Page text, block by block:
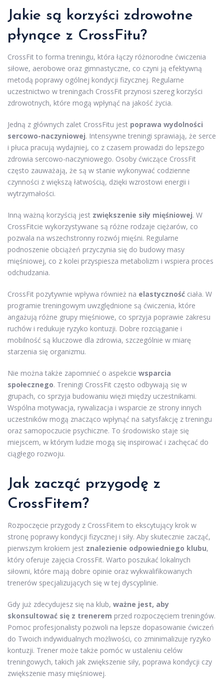
Jakie są korzyści zdrowotne
płynące z CrossFitu?
CrossFit to forma treningu, która łączy różnorodne ćwiczenia
siłowe, aerobowe oraz gimnastyczne, co czyni ją efektywną
metodą poprawy ogólnej kondycji fizycznej. Regularne
uczestnictwo w treningach CrossFit przynosi szereg korzyści
zdrowotnych, które mogą wpłynąć na jakość życia.
Jedną z głównych zalet CrossFitu jest poprawa wydolności
sercowo-naczyniowej. Intensywne treningi sprawiają, że serce
i płuca pracują wydajniej, co z czasem prowadzi do lepszego
zdrowia sercowo-naczyniowego. Osoby ćwiczące CrossFit
często zauważają, że są w stanie wykonywać codzienne
czynności z większą łatwością, dzięki wzrostowi energii i
wytrzymałości.
Inną ważną korzyścią jest zwiększenie siły mięśniowej. W
CrossFitcie wykorzystywane są różne rodzaje ciężarów, co
pozwala na wszechstronny rozwój mięśni. Regularne
podnoszenie obciążeń przyczynia się do budowy masy
mięśniowej, co z kolei przyspiesza metabolizm i wspiera proces
odchudzania.
CrossFit pozytywnie wpływa również na elastyczność ciała. W
programie treningowym uwzględnione są ćwiczenia, które
angażują różne grupy mięśniowe, co sprzyja poprawie zakresu
ruchów i redukuje ryzyko kontuzji. Dobre rozciąganie i
mobilność są kluczowe dla zdrowia, szczególnie w miarę
starzenia się organizmu.
Nie można także zapomnieć o aspekcie wsparcia
społecznego. Treningi CrossFit często odbywają się w
grupach, co sprzyja budowaniu więzi między uczestnikami.
Wspólna motywacja, rywalizacja i wsparcie ze strony innych
uczestników mogą znacząco wpłynąć na satysfakcję z treningu
oraz samopoczucie psychiczne. To środowisko staje się
miejscem, w którym ludzie mogą się inspirować i zachęcać do
ciągłego rozwoju.
Jak zacząć przygodę z
CrossFitem?
Rozpoczęcie przygody z CrossFitem to ekscytujący krok w
stronę poprawy kondycji fizycznej i siły. Aby skutecznie zacząć,
pierwszym krokiem jest znalezienie odpowiedniego klubu,
który oferuje zajęcia CrossFit. Warto poszukać lokalnych
siłowni, które mają dobre opinie oraz wykwalifikowanych
trenerów specjalizujących się w tej dyscyplinie.
Gdy już zdecydujesz się na klub, ważne jest, aby
skonsultować się z trenerem przed rozpoczęciem treningów.
Pomoc profesjonalisty pozwoli na lepsze dopasowanie ćwiczeń
do Twoich indywidualnych możliwości, co zminimalizuje ryzyko
kontuzji. Trener może także pomóc w ustaleniu celów
treningowych, takich jak zwiększenie siły, poprawa kondycji czy
zwiększenie masy mięśniowej.